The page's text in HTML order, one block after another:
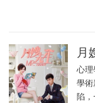
月
心
學
陷